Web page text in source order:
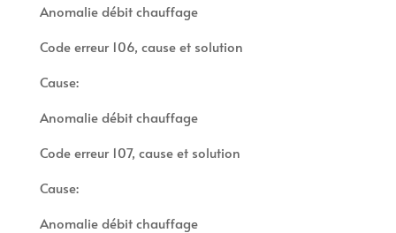
Anomalie débit chauffage
Code erreur 106, cause et solution
Cause:
Anomalie débit chauffage
Code erreur 107, cause et solution
Cause:
Anomalie débit chauffage